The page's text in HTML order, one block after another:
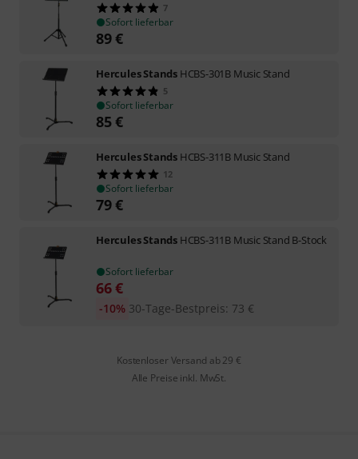
7
Sofort lieferbar
89€
Hercules Stands HCBS-301B Music Stand
5
Sofort lieferbar
85€
Hercules Stands HCBS-311B Music Stand
12
Sofort lieferbar
79€
Hercules Stands HCBS-311B Music Stand B-Stock
Sofort lieferbar
66€
30-Tage-Bestpreis: 73 €
-10%
Kostenloser Versand ab 29 €
Alle Preise inkl. MwSt.